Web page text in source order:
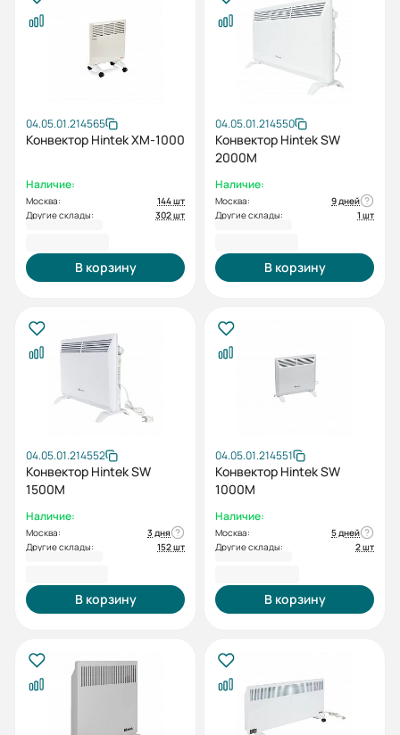
04.05.01.214565
Конвектор Hintek XM-1000
Наличие:
Москва:
144 шт
Другие склады:
302 шт
В корзину
04.05.01.214550
Конвектор Hintek SW
2000M
Наличие:
Москва:
9 дней
Другие склады:
1 шт
В корзину
04.05.01.214552
Конвектор Hintek SW
1500M
Наличие:
Москва:
3 дня
Другие склады:
152 шт
В корзину
04.05.01.214551
Конвектор Hintek SW
1000M
Наличие:
Москва:
5 дней
Другие склады:
2 шт
В корзину